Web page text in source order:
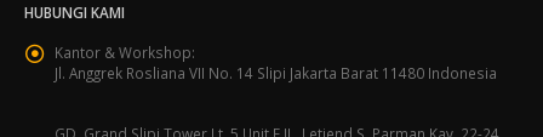
HUBUNGI KAMI
Kantor & Workshop:
Jl. Anggrek Rosliana VII No. 14 Slipi Jakarta Barat 11480 Indonesia
GD. Grand Slipi Tower Lt. 5 Unit F JL. Letjend S. Parman Kav. 22-24